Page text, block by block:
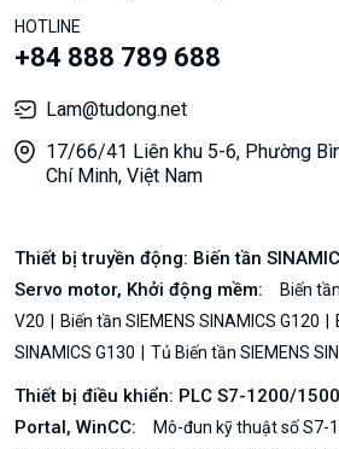
HOTLINE
+84 888 789 688
Lam@tudong.net
17/66/41 Liên khu 5-6, Phường
Chí Minh, Việt Nam
Thiết bị truyền động: Biến tần
Servo motor, Khởi động mềm:
Biến
V20
Biến tần SIEMENS SINAMICS G120
SINAMICS G130
Tủ Biến tần SIEMENS
Thiết bị điều khiển: PLC S7-1200/
Portal, WinCC:
Mô-đun kỹ thuật số S7-